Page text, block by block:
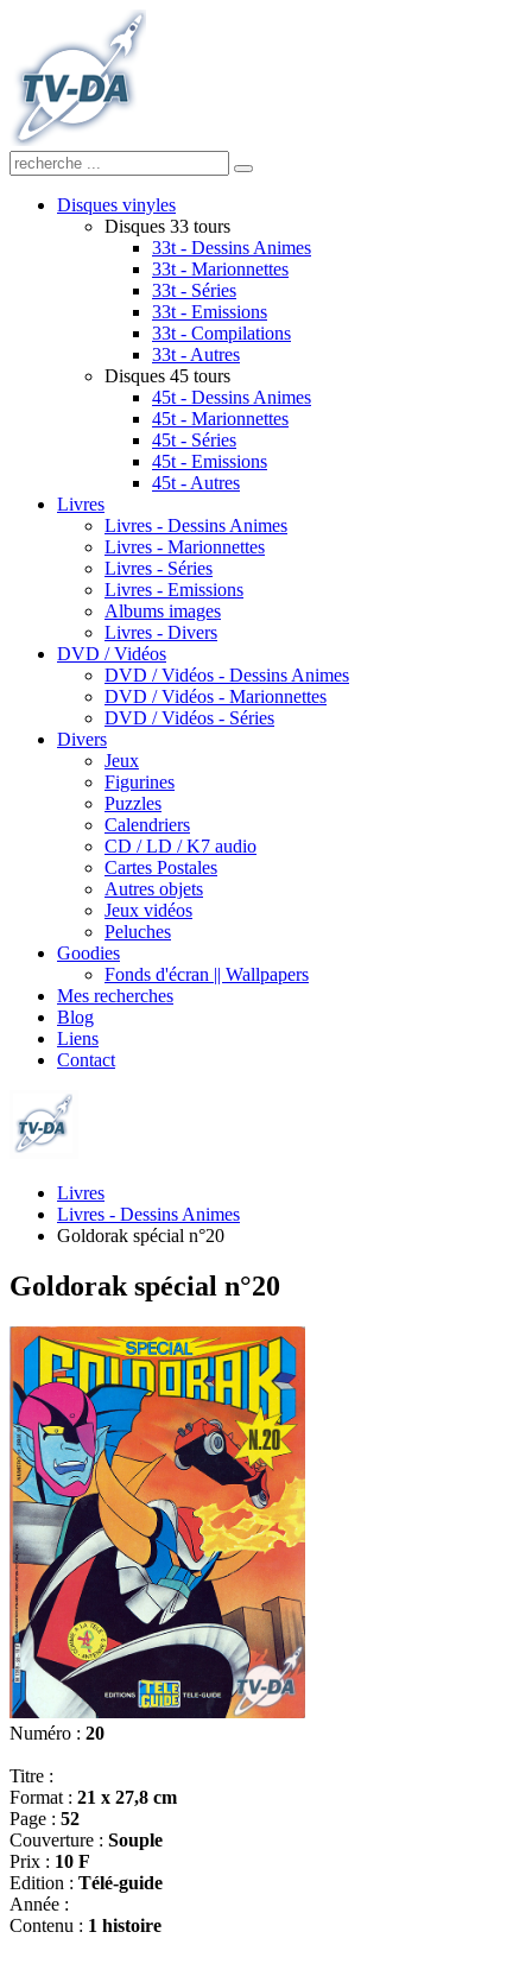
Disques vinyles
Disques 33 tours
33t - Dessins Animes
33t - Marionnettes
33t - Séries
33t - Emissions
33t - Compilations
33t - Autres
Disques 45 tours
45t - Dessins Animes
45t - Marionnettes
45t - Séries
45t - Emissions
45t - Autres
Livres
Livres - Dessins Animes
Livres - Marionnettes
Livres - Séries
Livres - Emissions
Albums images
Livres - Divers
DVD / Vidéos
DVD / Vidéos - Dessins Animes
DVD / Vidéos - Marionnettes
DVD / Vidéos - Séries
Divers
Jeux
Figurines
Puzzles
Calendriers
CD / LD / K7 audio
Cartes Postales
Autres objets
Jeux vidéos
Peluches
Goodies
Fonds d'écran || Wallpapers
Mes recherches
Blog
Liens
Contact
Livres
Livres - Dessins Animes
Goldorak spécial n°20
Goldorak spécial n°20
Numéro : 20
Titre :
Format : 21 x 27,8 cm
Page : 52
Couverture : Souple
Prix : 10 F
Edition : Télé-guide
Année :
Contenu : 1 histoire